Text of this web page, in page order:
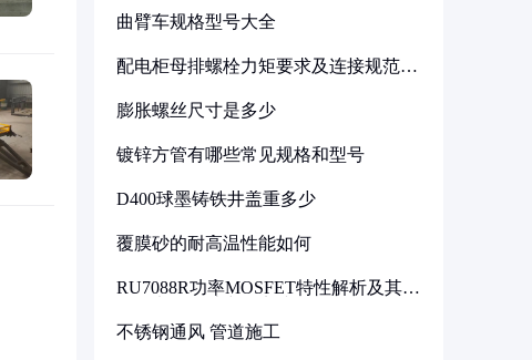
曲臂车规格型号大全
配电柜母排螺栓力矩要求及连接规范详
膨胀螺丝尺寸是多少
镀锌方管有哪些常见规格和型号
D400球墨铸铁井盖重多少
覆膜砂的耐高温性能如何
RU7088R功率MOSFET特性解析及其在
不锈钢通风 管道施工